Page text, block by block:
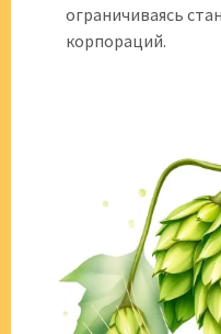
ограничиваясь
корпораций.